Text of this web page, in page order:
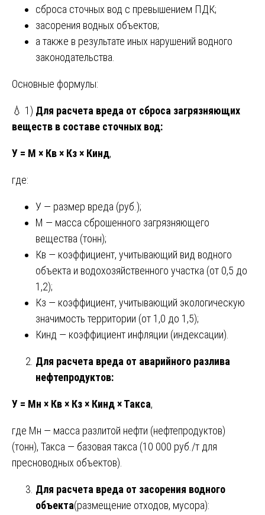
сброса сточных вод с превышением ПДК;
засорения водных объектов;
а также в результате иных нарушений водного
законодательства.
Основные формулы:
💧 1) Для расчета вреда от сброса загрязняющих
веществ в составе сточных вод:
У = М × Кв × Кз × Кинд,
где:
У — размер вреда (руб.);
М — масса сброшенного загрязняющего
вещества (тонн);
Кв — коэффициент, учитывающий вид водного
объекта и водохозяйственного участка (от 0,5 до
1,2);
Кз — коэффициент, учитывающий экологическую
значимость территории (от 1,0 до 1,5);
Кинд — коэффициент инфляции (индексации).
Для расчета вреда от аварийного разлива
нефтепродуктов:
У = Мн × Кв × Кз × Кинд × Такса,
где Мн — масса разлитой нефти (нефтепродуктов)
(тонн), Такса — базовая такса (10 000 руб./т для
пресноводных объектов).
Для расчета вреда от засорения водного
объекта(размещение отходов, мусора):